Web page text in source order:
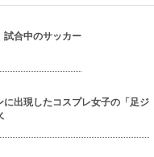
試合中のサッカー
に出現したコスプレ女子の「足ジ